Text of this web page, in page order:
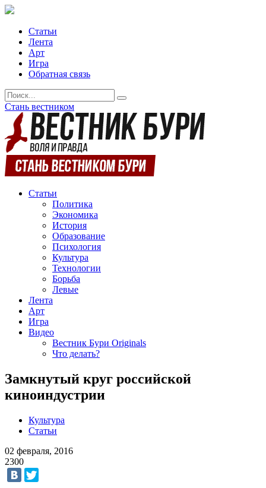
Статьи
Лента
Арт
Игра
Обратная связь
Стань вестником
Статьи
Политика
Экономика
История
Образование
Психология
Культура
Технологии
Борьба
Левые
Лента
Арт
Игра
Видео
Вестник Бури Originals
Что делать?
Замкнутый круг российской
киноиндустрии
Культура
Статьи
02 февраля, 2016
2300